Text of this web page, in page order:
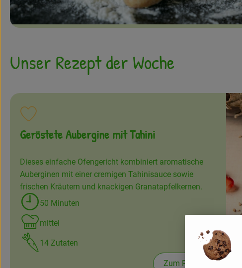
Unser Rezept der Woche
Geröstete Aubergine mit Tahini
Dieses einfache Ofengericht kombiniert aromatische
Auberginen mit einer cremigen Tahinisauce sowie
frischen Kräutern und knackigen Granatapfelkernen.
Zubreitungszeit:
50 Minuten
Schwierigkeit:
mittel
14 Zutaten
Zum Rezept